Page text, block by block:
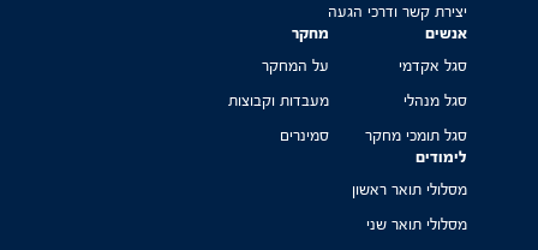
יצירת קשר ודרכי הגעה
אנשים
סגל אקדמי
סגל מנהלי
סגל תומכי מחקר
מחקר
על המחקר
מעבדות וקבוצות
סמינרים
לימודים
מסלולי תואר ראשון
מסלולי תואר שני